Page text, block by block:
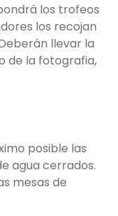
los trofeos
los recojan
llevar la
de la fotografia,
posible las
agua cerrados.
mesas de